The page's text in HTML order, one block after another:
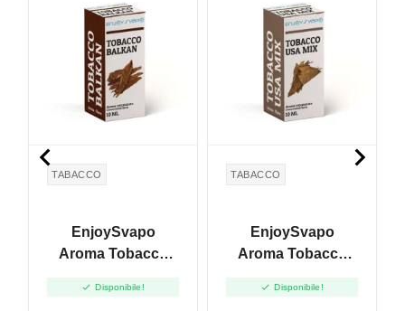
TABACCO
EnjoySvapo
Aroma Tobacco
Ricetta - 10ml
 Disponibile!
TABACCO
EnjoySvapo
Aroma Tobacco
Ricetta - 10ml
 Disponibile!
 